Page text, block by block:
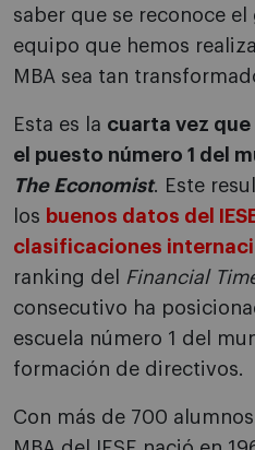
saber que se reconoce
equipo que hemos
MBA sea tan
Esta es la cuarta vez que
el puesto número 1 del
The Economist. Este
los buenos datos del
clasificaciones
ranking del
Financial
consecutivo ha
escuela número 1 del
formación de directivos.
Con más de 700